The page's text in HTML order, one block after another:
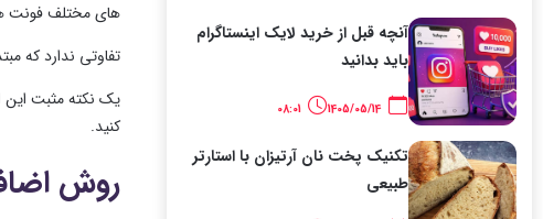
آنچه قبل از خرید لایک اینستاگرام
باید بدانید
1405/05/14
08:01
تکنیک پخت نان آرتیزان با استارتر
طبیعی
های مختلف فونت ها
تفاوتی ندارد که
یک نکته مثبت این
کنید.
روش